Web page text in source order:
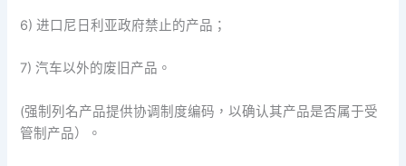
6) 进口尼日利亚政府禁止的产品；
7) 汽车以外的废旧产品。
(强制列名产品提供协调制度编码，以确认其产品是否属于受
管制产品）。